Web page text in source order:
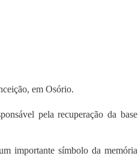
em Osório.
pela recuperação da base
importante símbolo da memória